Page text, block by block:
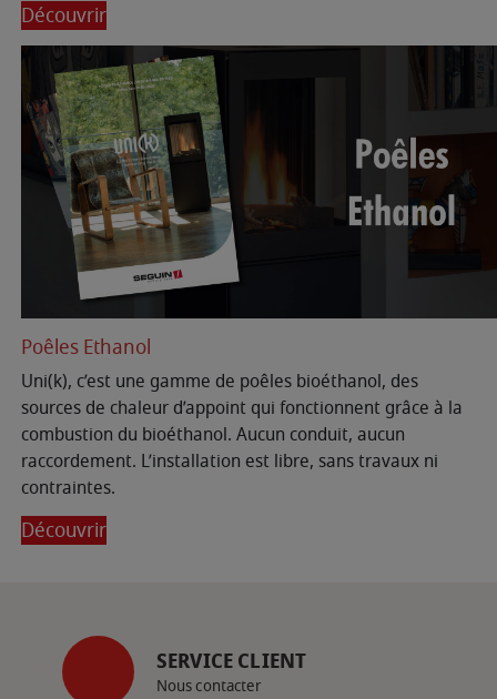
Découvrir
Poêles Ethanol
Uni(k), c’est une gamme de poêles bioéthanol, des
sources de chaleur d’appoint qui fonctionnent grâce à la
combustion du bioéthanol. Aucun conduit, aucun
raccordement. L’installation est libre, sans travaux ni
contraintes.
Découvrir
SERVICE CLIENT
Nous contacter